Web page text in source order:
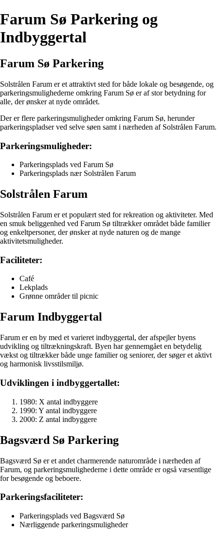
Farum Sø Parkering og
Indbyggertal
Farum Sø Parkering
Solstrålen Farum er et attraktivt sted for både lokale og besøgende, og
parkeringsmulighederne omkring Farum Sø er af stor betydning for
alle, der ønsker at nyde området.
Der er flere parkeringsmuligheder omkring Farum Sø, herunder
parkeringspladser ved selve søen samt i nærheden af Solstrålen Farum.
Parkeringsmuligheder:
Parkeringsplads ved Farum Sø
Parkeringsplads nær Solstrålen Farum
Solstrålen Farum
Solstrålen Farum er et populært sted for rekreation og aktiviteter. Med
en smuk beliggenhed ved Farum Sø tiltrækker området både familier
og enkeltpersoner, der ønsker at nyde naturen og de mange
aktivitetsmuligheder.
Faciliteter:
Café
Lekplads
Grønne områder til picnic
Farum Indbyggertal
Farum er en by med et varieret indbyggertal, der afspejler byens
udvikling og tiltrækningskraft. Byen har gennemgået en betydelig
vækst og tiltrækker både unge familier og seniorer, der søger et aktivt
og harmonisk livsstilsmiljø.
Udviklingen i indbyggertallet:
1980: X antal indbyggere
1990: Y antal indbyggere
2000: Z antal indbyggere
Bagsværd Sø Parkering
Bagsværd Sø er et andet charmerende naturområde i nærheden af
Farum, og parkeringsmulighederne i dette område er også væsentlige
for besøgende og beboere.
Parkeringsfaciliteter:
Parkeringsplads ved Bagsværd Sø
Nærliggende parkeringsmuligheder